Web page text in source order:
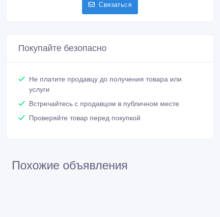
Связаться
Покупайте безопасно
Не платите продавцу до получения товара или
услуги
Встречайтесь с продавцом в публичном месте
Проверяйте товар перед покупкой
Похожие объявления